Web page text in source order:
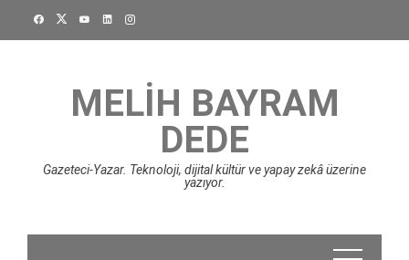
MELIH BAYRAM
DEDE
Gazeteci-Yazar. Teknoloji, dijital kültür ve yapay zekâ üzerine
yazıyor.